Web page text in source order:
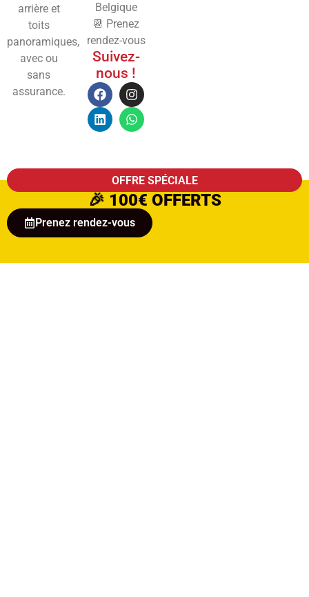
arrière et
toits
panoramiques,
avec ou
sans
assurance.
Belgique
📆 Prenez
rendez-vous
Suivez-
nous !
OFFRE SPÉCIALE
🎉 100€ OFFERTS
Prenez rendez-vous